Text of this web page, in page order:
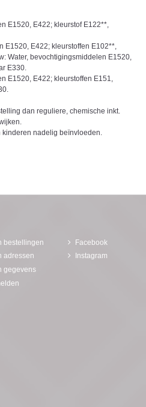
E1520, E422; kleurstof E122**,
E1520, E422; kleurstoffen E102**,
Water, bevochtigingsmiddelen E1520,
E330.
E1520, E422; kleurstoffen E151,
dan reguliere, chemische inkt.
nadelig beïnvloeden.
bestellingen
adressen
gegevens
Facebook
Instagram